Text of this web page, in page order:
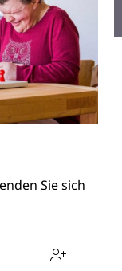
Sie sich